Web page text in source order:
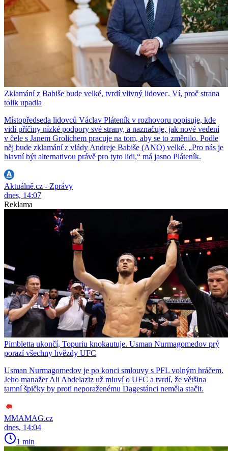
Zklamání z Babiše bude velké, tvrdí vlivný lidovec. Ví, proč strana
tolik upadla
Místopředseda lidovců Václav Pláteník v rozhovoru popisuje, kde
vidí příčiny nízké podpory své strany, a naznačuje, jak nové vedení
v čele s Janem Grolichem pracuje na tom, aby se to změnilo. Podle
něj bude zklamání z vlády Andreje Babiše (ANO) velké. „Pro nás je
hlavní být alternativou právě pro tyto lidi,“ má jasno Pláteník.
Aktuálně.cz - Zprávy
dnes, 14:07
Reklama
Pimbletta ukončí, Topuriu knokautuje. Usman Nurmagomedov prý
porazí všechny hvězdy UFC
Usman Nurmagomedov je po konci smlouvy s PFL volným hráčem.
Jeho manažer Ali Abdelaziz už mluví o UFC a tvrdí, že většina
tamní špičky by proti neporaženému Dagestánci neměla stačit.
MMAMAG.cz
dnes, 14:04
1 min